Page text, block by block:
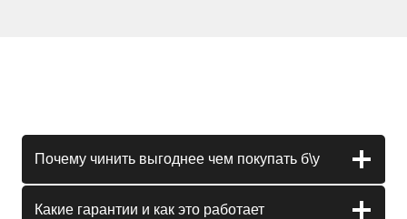
Почему чинить выгоднее чем покупать б\у
Какие гарантии и как это работает